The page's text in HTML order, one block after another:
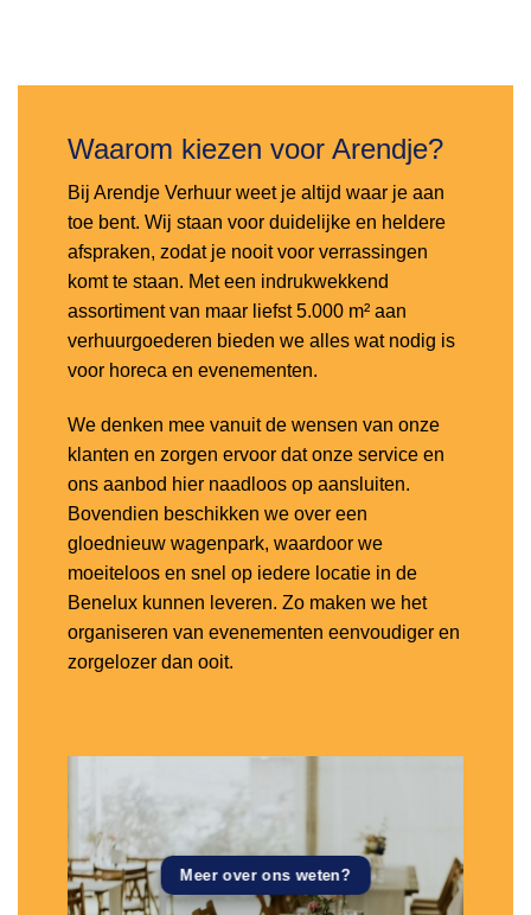
Waarom kiezen voor Arendje?
Bij Arendje Verhuur weet je altijd waar je aan
toe bent. Wij staan voor duidelijke en heldere
afspraken, zodat je nooit voor verrassingen
komt te staan. Met een indrukwekkend
assortiment van maar liefst 5.000 m² aan
verhuurgoederen bieden we alles wat nodig is
voor horeca en evenementen.
We denken mee vanuit de wensen van onze
klanten en zorgen ervoor dat onze service en
ons aanbod hier naadloos op aansluiten.
Bovendien beschikken we over een
gloednieuw wagenpark, waardoor we
moeiteloos en snel op iedere locatie in de
Benelux kunnen leveren. Zo maken we het
organiseren van evenementen eenvoudiger en
zorgelozer dan ooit.
Meer over ons weten?